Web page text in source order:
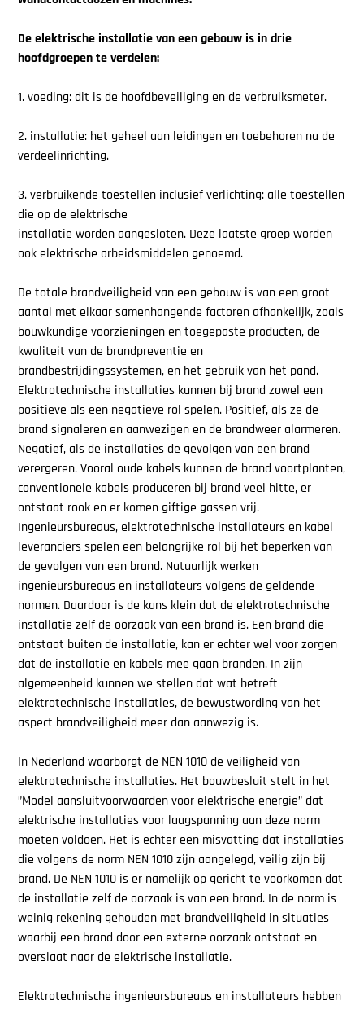
De elektrische installatie van een gebouw is in drie
hoofdgroepen te verdelen:
1. voeding: dit is de hoofdbeveiliging en de verbruiksmeter.
2. installatie: het geheel aan leidingen en toebehoren na de
verdeelinrichting.
3. verbruikende toestellen inclusief verlichting: alle toestellen
die op de elektrische
installatie worden aangesloten. Deze laatste groep worden
ook elektrische arbeidsmiddelen genoemd.
De totale brandveiligheid van een gebouw is van een groot
aantal met elkaar samenhangende factoren afhankelijk, zoals
bouwkundige voorzieningen en toegepaste producten, de
kwaliteit van de brandpreventie en
brandbestrijdingssystemen, en het gebruik van het pand.
Elektrotechnische installaties kunnen bij brand zowel een
positieve als een negatieve rol spelen. Positief, als ze de
brand signaleren en aanwezigen en de brandweer alarmeren.
Negatief, als de installaties de gevolgen van een brand
verergeren. Vooral oude kabels kunnen de brand voortplanten,
conventionele kabels produceren bij brand veel hitte, er
ontstaat rook en er komen giftige gassen vrij.
Ingenieursbureaus, elektrotechnische installateurs en kabel
leveranciers spelen een belangrijke rol bij het beperken van
de gevolgen van een brand. Natuurlijk werken
ingenieursbureaus en installateurs volgens de geldende
normen. Daardoor is de kans klein dat de elektrotechnische
installatie zelf de oorzaak van een brand is. Een brand die
ontstaat buiten de installatie, kan er echter wel voor zorgen
dat de installatie en kabels mee gaan branden. In zijn
algemeenheid kunnen we stellen dat wat betreft
elektrotechnische installaties, de bewustwording van het
aspect brandveiligheid meer dan aanwezig is.
In Nederland waarborgt de NEN 1010 de veiligheid van
elektrotechnische installaties. Het bouwbesluit stelt in het
”Model aansluitvoorwaarden voor elektrische energie” dat
elektrische installaties voor laagspanning aan deze norm
moeten voldoen. Het is echter een misvatting dat installaties
die volgens de norm NEN 1010 zijn aangelegd, veilig zijn bij
brand. De NEN 1010 is er namelijk op gericht te voorkomen dat
de installatie zelf de oorzaak is van een brand. In de norm is
weinig rekening gehouden met brandveiligheid in situaties
waarbij een brand door een externe oorzaak ontstaat en
overslaat naar de elektrische installatie.
Elektrotechnische ingenieursbureaus en installateurs hebben